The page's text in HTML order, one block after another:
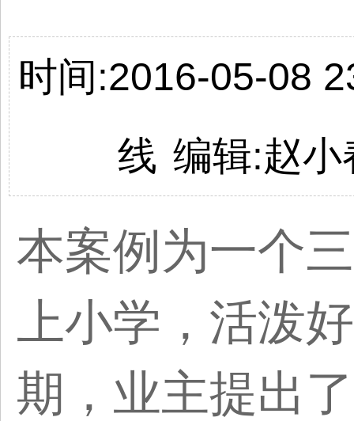
时间:2016-05-08
线 编辑:赵小
本案例为一个
上小学，活泼
期，业主提出